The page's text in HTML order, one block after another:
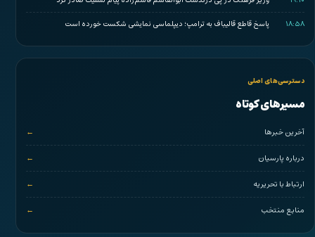
۱۸:۵۸ پاسخ قاطع قالیباف به ترامپ؛ دیپلماسی نمایشی شکست خورده است
دسترسی‌های اصلی
مسیرهای کوتاه
آخرین خبرها
درباره پارسیان
ارتباط با تحریریه
منابع منتخب